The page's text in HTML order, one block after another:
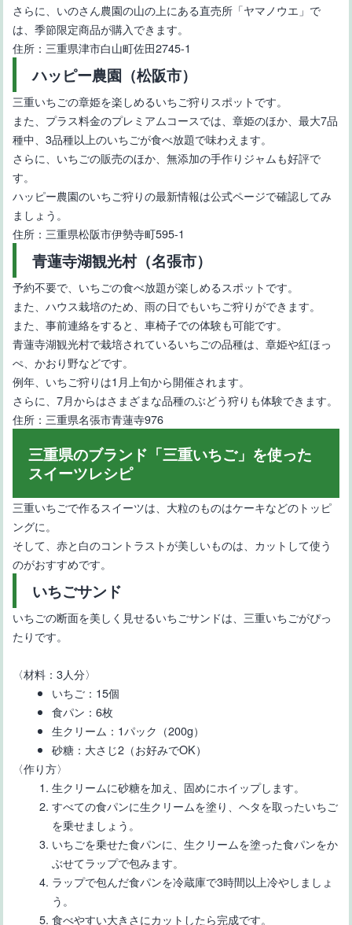
さらに、いのさん農園の山の上にある直売所「ヤマノウエ」で
は、季節限定商品が購入できます。
住所：三重県津市白山町佐田2745-1
ハッピー農園（松阪市）
三重いちごの章姫を楽しめるいちご狩りスポットです。
また、プラス料金のプレミアムコースでは、章姫のほか、最大7品
種中、3品種以上のいちごが食べ放題で味わえます。
さらに、いちごの販売のほか、無添加の手作りジャムも好評で
す。
ハッピー農園のいちご狩りの最新情報は公式ページで確認してみ
ましょう。
住所：三重県松阪市伊勢寺町595-1
青蓮寺湖観光村（名張市）
予約不要で、いちごの食べ放題が楽しめるスポットです。
また、ハウス栽培のため、雨の日でもいちご狩りができます。
また、事前連絡をすると、車椅子での体験も可能です。
青蓮寺湖観光村で栽培されているいちごの品種は、章姫や紅ほっ
ぺ、かおり野などです。
例年、いちご狩りは1月上旬から開催されます。
さらに、7月からはさまざまな品種のぶどう狩りも体験できます。
住所：三重県名張市青蓮寺976
三重県のブランド「三重いちご」を使った
スイーツレシピ
三重いちごで作るスイーツは、大粒のものはケーキなどのトッピ
ングに。
そして、赤と白のコントラストが美しいものは、カットして使う
のがおすすめです。
いちごサンド
いちごの断面を美しく見せるいちごサンドは、三重いちごがぴっ
たりです。
〈材料：3人分〉
いちご：15個
食パン：6枚
生クリーム：1パック（200g）
砂糖：大さじ2（お好みでOK）
〈作り方〉
生クリームに砂糖を加え、固めにホイップします。
すべての食パンに生クリームを塗り、ヘタを取ったいちご
を乗せましょう。
いちごを乗せた食パンに、生クリームを塗った食パンをか
ぶせてラップで包みます。
ラップで包んだ食パンを冷蔵庫で3時間以上冷やしましょ
う。
食べやすい大きさにカットしたら完成です。